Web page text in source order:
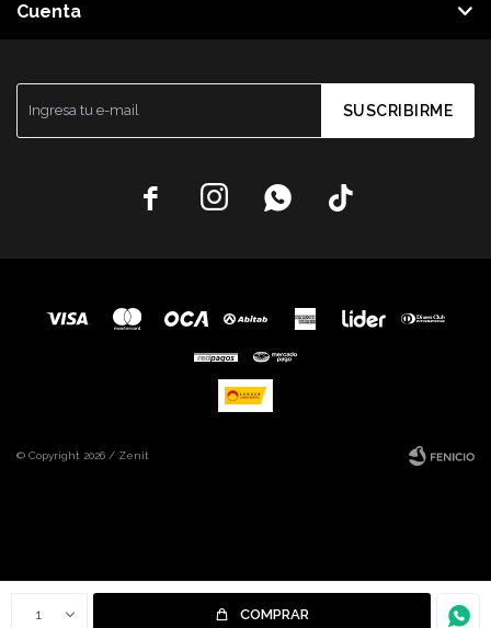
1 COMPRAR
SUSCRIBIRME
   
Cuenta
© Copyright 2026 / Zenit